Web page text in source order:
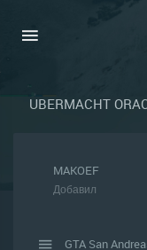
UBERMACHT
MAKOEF
Добавил
GTA San